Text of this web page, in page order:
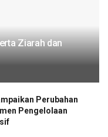
Ziarah dan
Perubahan
Pengelolaan